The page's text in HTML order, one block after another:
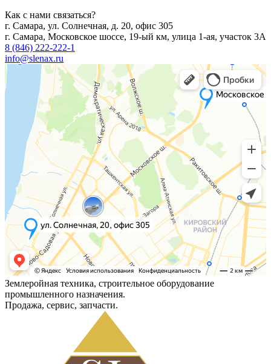
Как с нами связаться?
г. Самара, ул. Солнечная, д. 20, офис 305
г. Самара, Московское шоссе, 19-ый км, улица 1-ая, участок 3А
8 (846) 222-222-1
info@slenax.ru
Землеройная техника, строительное оборудование
промышленного назначения.
Продажа, сервис, запчасти.